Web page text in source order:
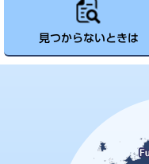
見つからないときは